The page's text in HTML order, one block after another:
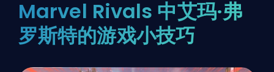
Marvel Rivals 中艾玛·弗
罗斯特的游戏小技巧